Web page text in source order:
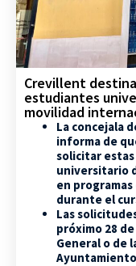
Crevillent
estudiantes
movilidad
La concejala
informa de
solicitar
universitario
en
durante el
Las
próximo 28
General o de
Ayuntamiento